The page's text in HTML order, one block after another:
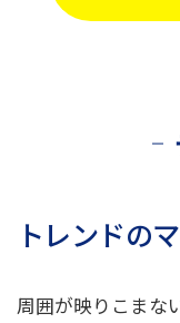
トレンドの
周囲が映りこまな